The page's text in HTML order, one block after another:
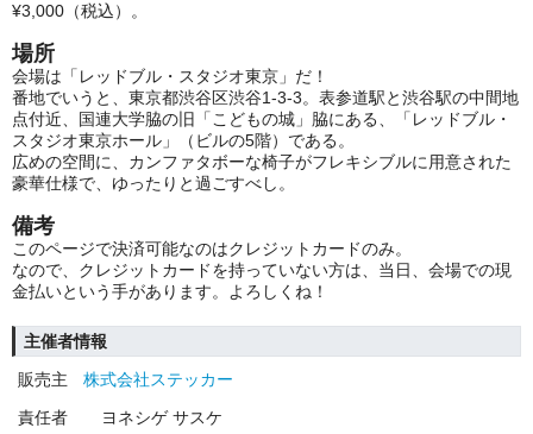
¥3,000（税込）。
場所
会場は「レッドブル・スタジオ東京」だ！
番地でいうと、東京都渋谷区渋谷1-3-3。表参道駅と渋谷駅の中間地
点付近、国連大学脇の旧「こどもの城」脇にある、「レッドブル・
スタジオ東京ホール」（ビルの5階）である。
広めの空間に、カンファタボーな椅子がフレキシブルに用意された
豪華仕様で、ゆったりと過ごすべし。
備考
このページで決済可能なのはクレジットカードのみ。
なので、クレジットカードを持っていない方は、当日、会場での現
金払いという手があります。よろしくね！
主催者情報
販売主
株式会社ステッカー
責任者
ヨネシゲ サスケ